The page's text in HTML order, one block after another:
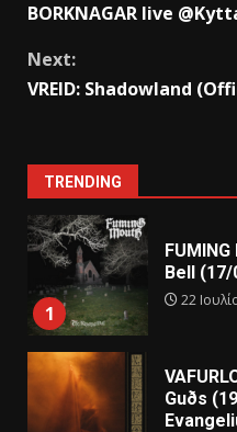
BORKNAGAR live
Next:
VREID: Shadowland
TRENDING
1
Bell
22
Guðs